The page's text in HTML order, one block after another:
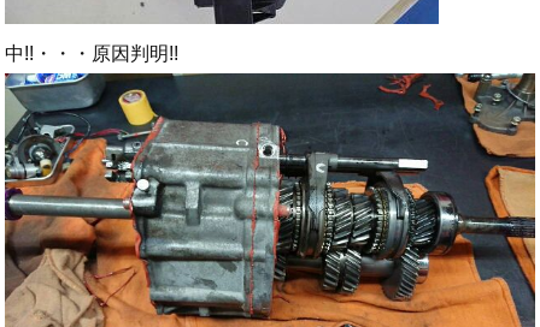
中!!・・・原因判明!!